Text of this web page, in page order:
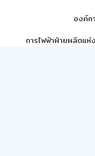
องค์ก
การไฟฟ้าฝ่ายผลิตแห่